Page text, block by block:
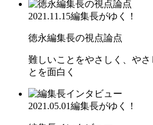
2021.11.15編集長がゆく！
徳永編集長の視点論点
難しいことをやさしく、や
とを面白く
2021.05.01編集長がゆく！